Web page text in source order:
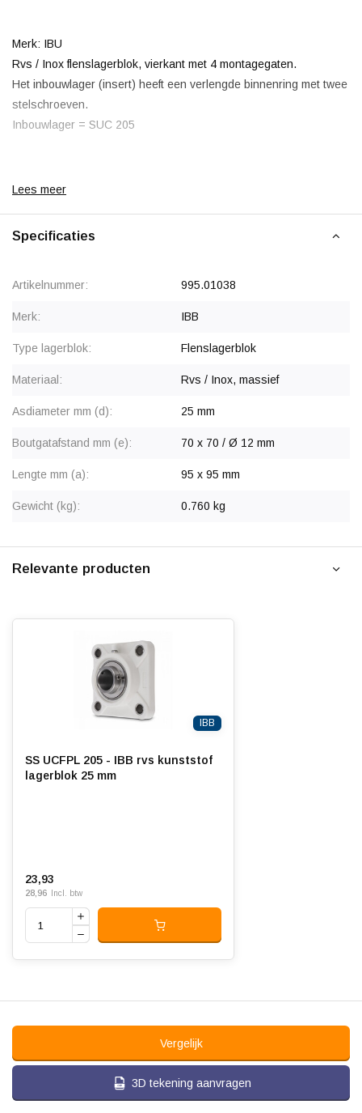
Merk: IBU
Rvs / Inox flenslagerblok, vierkant met 4 montagegaten.
Het inbouwlager (insert) heeft een verlengde binnenring met twee
stelschroeven.
Inbouwlager = SUC 205
voor een offerte.
Lees meer
Specificaties
Artikelnummer: 995.01038
Merk: IBB
Type lagerblok: Flenslagerblok
Materiaal: Rvs / Inox, massief
Asdiameter mm (d): 25 mm
Boutgatafstand mm (e): 70 x 70 / Ø 12 mm
Lengte mm (a): 95 x 95 mm
Gewicht (kg): 0.760 kg
Relevante producten
IBB
SS UCFPL 205 - IBB rvs kunststof
lagerblok 25 mm
23,93
28,96 Incl. btw
Vergelijk
3D tekening aanvragen